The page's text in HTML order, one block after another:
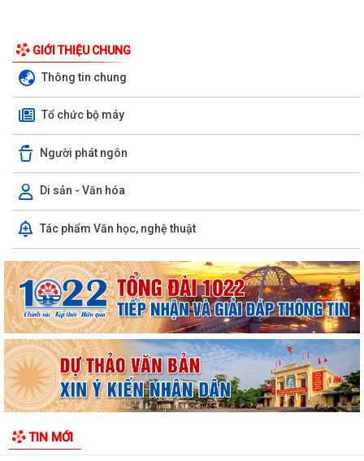
GIỚI THIỆU CHUNG
Thông tin chung
Tổ chức bộ máy
Người phát ngôn
Di sản - Văn hóa
Tác phẩm Văn học, nghệ thuật
TIN MỚI
Đảng Đảng ủy xã An Hưng về việc điều...
Kế hoạch số 197/KH-UBND ngày 06/8/2026 của UBND xã An Hưng về
việc triển khai hoạt động chăm sóc...
Công văn số 1487/UBND-VHXH ngày 06/8/2026 của UBND xã An
Hưng về việc tăng cường công tác truyền...
THÔNG BÁO Niêm yết công khai về việc mất Giấy chứng nhận quyền
sử dụng đất, quyền sở hữu tài sản...
dụng đất, quyền sở hữu tài sản...